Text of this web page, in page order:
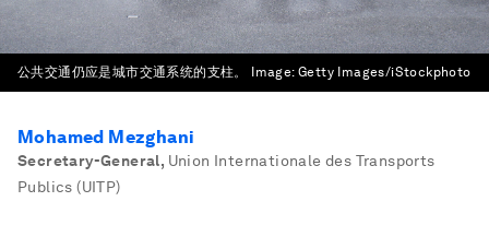
公共交通仍应是城市交通系统的支柱。 Image:Getty Images/iStockphoto
Mohamed Mezghani
Secretary-General, Union Internationale des Transports
Publics (UITP)